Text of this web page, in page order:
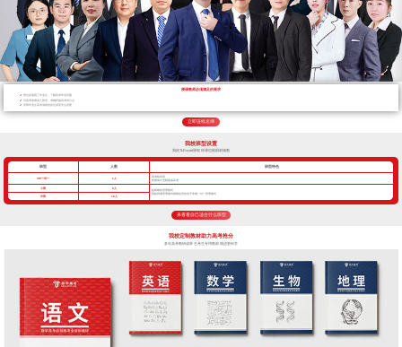
授课教师必须满足的要求
带过多届高三毕业生，了解高考常见问题
对高考考纲深入研究，准确把握高考得分点
所带毕业生高考成绩优异且深受学生喜爱
立即连线名师
我校班型设置
我校TLEscort课程 班课也能因材施教
班型 人数 班型特色
VIP一对一 1人
高考核武器
把握每寸光阴备战高考
小班 8人
超精细化管理模式
我校班课管理模式精细化管控优于常规一对一管理模式
中班 16人
来看看自己适合什么班型
我校定制教材助力高考抢分
多年高考教研成果 艺考生专用教材 精进更科学